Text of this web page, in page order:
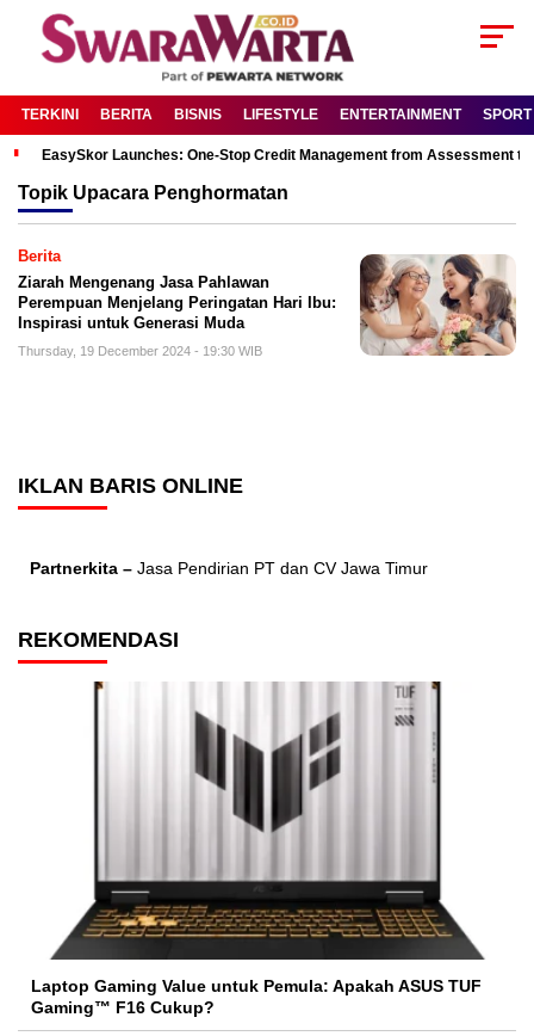
TERKINI BERITA BISNIS LIFESTYLE ENTERTAINMENT SPORT
EasySkor Launches: One-Stop Credit Management from Assessment
Topik Upacara Penghormatan
Berita
Ziarah Mengenang Jasa Pahlawan
Perempuan Menjelang Peringatan Hari Ibu:
Inspirasi untuk Generasi Muda
Thursday, 19 December 2024 - 19:30 WIB
IKLAN BARIS ONLINE
Partnerkita – Jasa Pendirian PT dan CV Jawa Timur
REKOMENDASI
Laptop Gaming Value untuk Pemula: Apakah ASUS TUF
Gaming™ F16 Cukup?